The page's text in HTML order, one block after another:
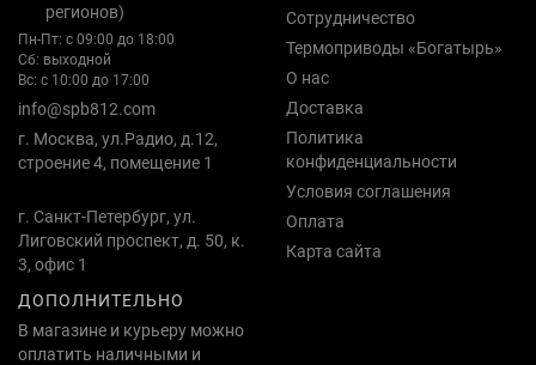
регионов)
Пн-Пт: с 09:00 до 18:00
Сб: выходной
Вс: с 10:00 до 17:00
info@spb812.com
г. Москва, ул.Радио, д.12,
строение 4, помещение 1
г. Санкт-Петербург, ул.
Лиговский проспект, д. 50, к.
3, офис 1
Сотрудничество
Термоприводы «Богатырь»
О нас
Доставка
Политика
конфиденциальности
Условия соглашения
Оплата
Карта сайта
ДОПОЛНИТЕЛЬНО
В магазине и курьеру можно
оплатить наличными и